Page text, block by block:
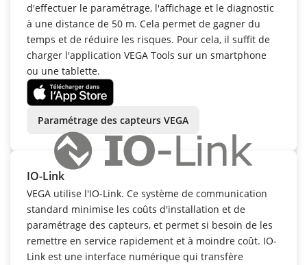
d'effectuer le paramétrage, l'affichage et le diagnostic
à une distance de 50 m. Cela permet de gagner du
temps et de réduire les risques. Pour cela, il suffit de
charger l'application VEGA Tools sur un smartphone
ou une tablette.
Paramétrage des capteurs VEGA
IO-Link
VEGA utilise l'IO-Link. Ce système de communication
standard minimise les coûts d'installation et de
paramétrage des capteurs, et permet si besoin de les
remettre en service rapidement et à moindre coût. IO-
Link est une interface numérique qui transfère